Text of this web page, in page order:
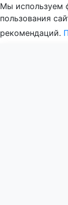
Мы используем
пользования
рекомендаций.